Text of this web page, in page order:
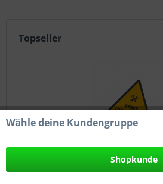
Topseller
Artikel mit Icons
Wähle deine Kundengruppe
Shopkunde